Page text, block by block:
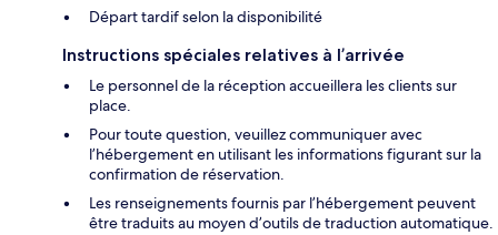
Départ tardif selon la disponibilité
Instructions spéciales relatives à l’arrivée
Le personnel de la réception accueillera les clients sur
place.
Pour toute question, veuillez communiquer avec
l’hébergement en utilisant les informations figurant sur la
confirmation de réservation.
Les renseignements fournis par l’hébergement peuvent
être traduits au moyen d’outils de traduction automatique.